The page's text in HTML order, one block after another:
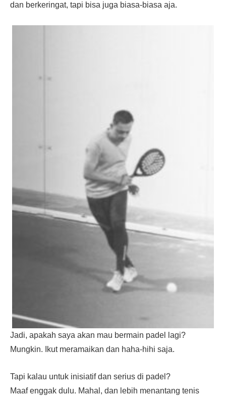
dan berkeringat, tapi bisa juga biasa-biasa aja.
Jadi, apakah saya akan mau bermain padel lagi?
Mungkin. Ikut meramaikan dan haha-hihi saja.
Tapi kalau untuk inisiatif dan serius di padel?
Maaf enggak dulu. Mahal, dan lebih menantang tenis